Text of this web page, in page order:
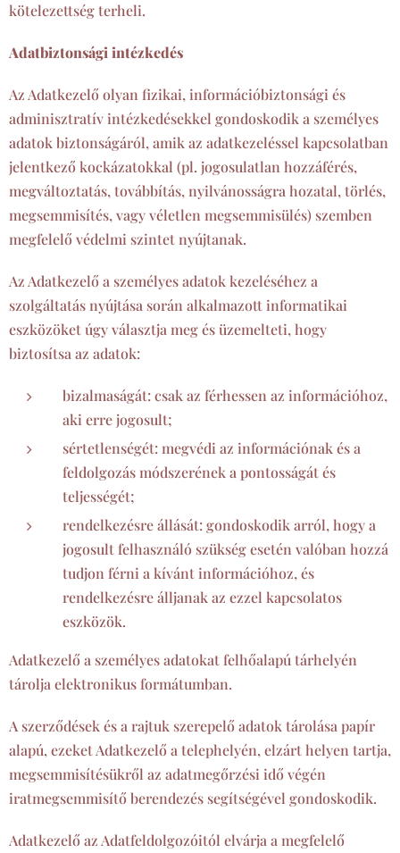
kötelezettség terheli.
Adatbiztonsági intézkedés
Az Adatkezelő olyan fizikai, információbiztonsági és
adminisztratív intézkedésekkel gondoskodik a személyes
adatok biztonságáról, amik az adatkezeléssel kapcsolatban
jelentkező kockázatokkal (pl. jogosulatlan hozzáférés,
megváltoztatás, továbbítás, nyilvánosságra hozatal, törlés,
megsemmisítés, vagy véletlen megsemmisülés) szemben
megfelelő védelmi szintet nyújtanak.
Az Adatkezelő a személyes adatok kezeléséhez a
szolgáltatás nyújtása során alkalmazott informatikai
eszközöket úgy választja meg és üzemelteti, hogy
biztosítsa az adatok:
bizalmaságát: csak az férhessen az információhoz,
aki erre jogosult;
sértetlenségét: megvédi az információnak és a
feldolgozás módszerének a pontosságát és
teljességét;
rendelkezésre állását: gondoskodik arról, hogy a
jogosult felhasználó szükség esetén valóban hozzá
tudjon férni a kívánt információhoz, és
rendelkezésre álljanak az ezzel kapcsolatos
eszközök.
Adatkezelő a személyes adatokat felhőalapú tárhelyén
tárolja elektronikus formátumban.
A szerződések és a rajtuk szerepelő adatok tárolása papír
alapú, ezeket Adatkezelő a telephelyén, elzárt helyen tartja,
megsemmisítésükről az adatmegőrzési idő végén
iratmegsemmisítő berendezés segítségével gondoskodik.
Adatkezelő az Adatfeldolgozóitól elvárja a megfelelő